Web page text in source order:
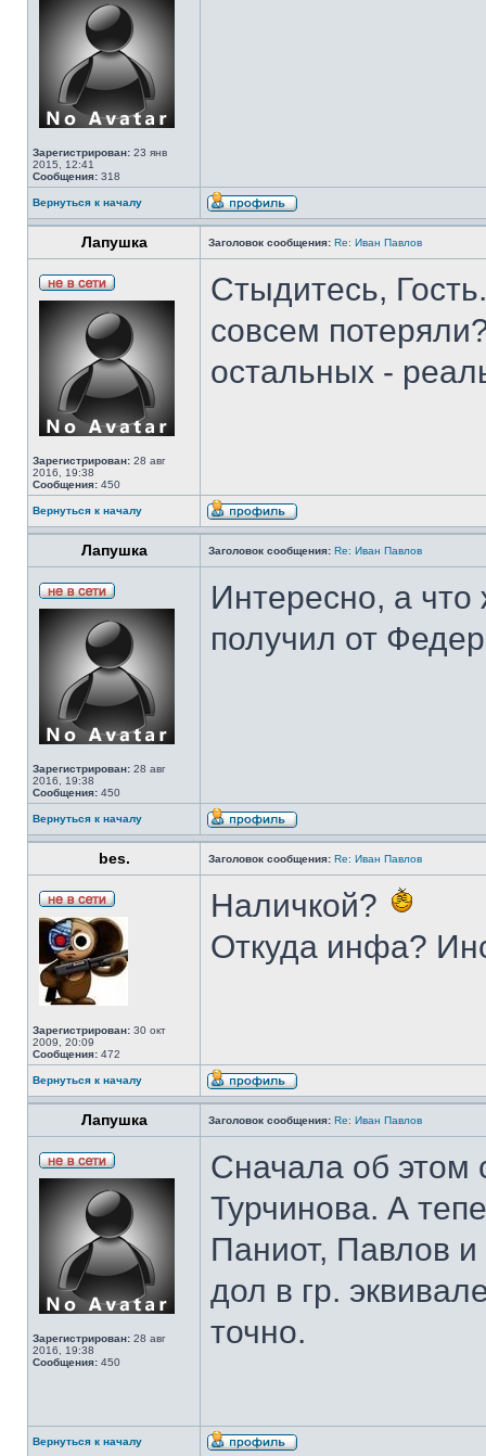
Зарегистрирован: 23 янв
2015, 12:41
Сообщения: 318
Вернуться к началу
Лапушка Заголовок сообщения: Re: Иван Павлов
Зарегистрирован: 28 авг
2016, 19:38
Сообщения: 450
Стыдитесь,
совсем
остальных -
Вернуться к началу
Лапушка Заголовок сообщения: Re: Иван Павлов
Зарегистрирован: 28 авг
2016, 19:38
Сообщения: 450
Интересно, а что
получил от
Вернуться к началу
bes. Заголовок сообщения: Re: Иван Павлов
Зарегистрирован: 30 окт
2009, 20:09
Сообщения: 472
Наличкой?
Откуда инфа?
Вернуться к началу
Лапушка Заголовок сообщения: Re: Иван Павлов
Зарегистрирован: 28 авг
2016, 19:38
Сообщения: 450
Сначала об этом
Турчинова. А
Паниот, Павлов
дол в гр.
точно.
Вернуться к началу